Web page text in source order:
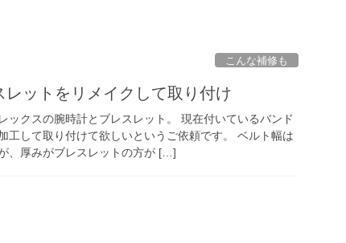
こんな補修も
レットをリメイクして取り付け
ックスの腕時計とブレスレット。 現在付いているバンド
工して取り付けて欲しいというご依頼です。 ベルト幅は
、厚みがブレスレットの方が […]